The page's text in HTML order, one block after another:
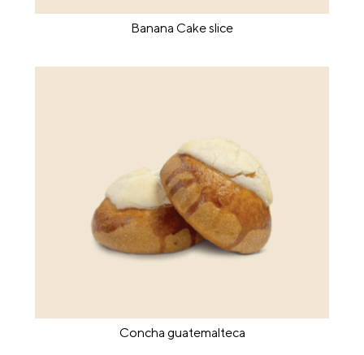
Banana Cake slice
Concha guatemalteca